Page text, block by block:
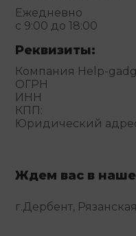
Ежедневно
с 9:00 до 18:00
Реквизиты:
Компания Help-
ОГРН
ИНН
КПП:
Юридический
Ждем вас в
г.Дербент,